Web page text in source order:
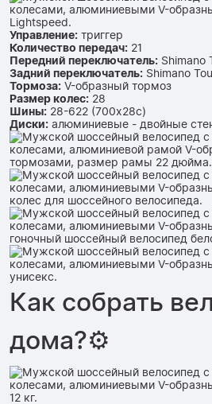
Управление: триггер
Количество передач: 21
Передний переключатель: Shimano
Задний переключатель: Shimano
Тормоза: V-образный тормоз
Размер колес: 28
Шины: 28-622 (700x28c)
Диски: алюминиевые - двойные
Как собрать
дома?⚙️